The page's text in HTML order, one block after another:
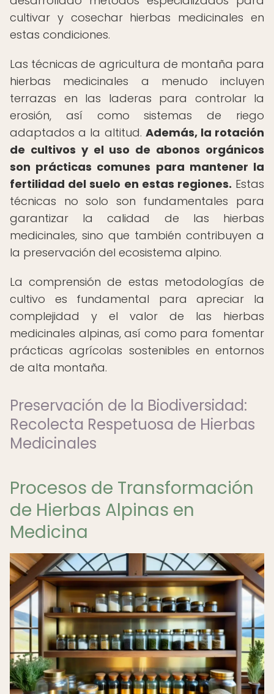
cultivar y cosechar hierbas medicinales en
estas condiciones.
Las técnicas de agricultura de montaña para
hierbas medicinales a menudo incluyen
terrazas en las laderas para controlar la
erosión, así como sistemas de riego
adaptados a la altitud. Además, la rotación
de cultivos y el uso de abonos orgánicos
son prácticas comunes para mantener la
fertilidad del suelo en estas regiones. Estas
técnicas no solo son fundamentales para
garantizar la calidad de las hierbas
medicinales, sino que también contribuyen a
la preservación del ecosistema alpino.
La comprensión de estas metodologías de
cultivo es fundamental para apreciar la
complejidad y el valor de las hierbas
medicinales alpinas, así como para fomentar
prácticas agrícolas sostenibles en entornos
de alta montaña.
Preservación de la Biodiversidad:
Recolecta Respetuosa de Hierbas
Medicinales
Procesos de Transformación
de Hierbas Alpinas en
Medicina